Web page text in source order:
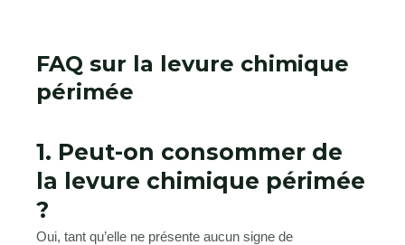
FAQ sur la levure chimique
périmée
1. Peut-on consommer de
la levure chimique périmée
?
Oui, tant qu’elle ne présente aucun signe de